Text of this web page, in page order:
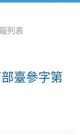
列表
臺參字第